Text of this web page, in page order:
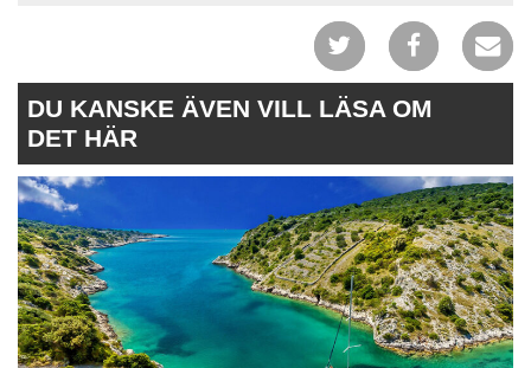
DU KANSKE ÄVEN VILL LÄSA OM
DET HÄR